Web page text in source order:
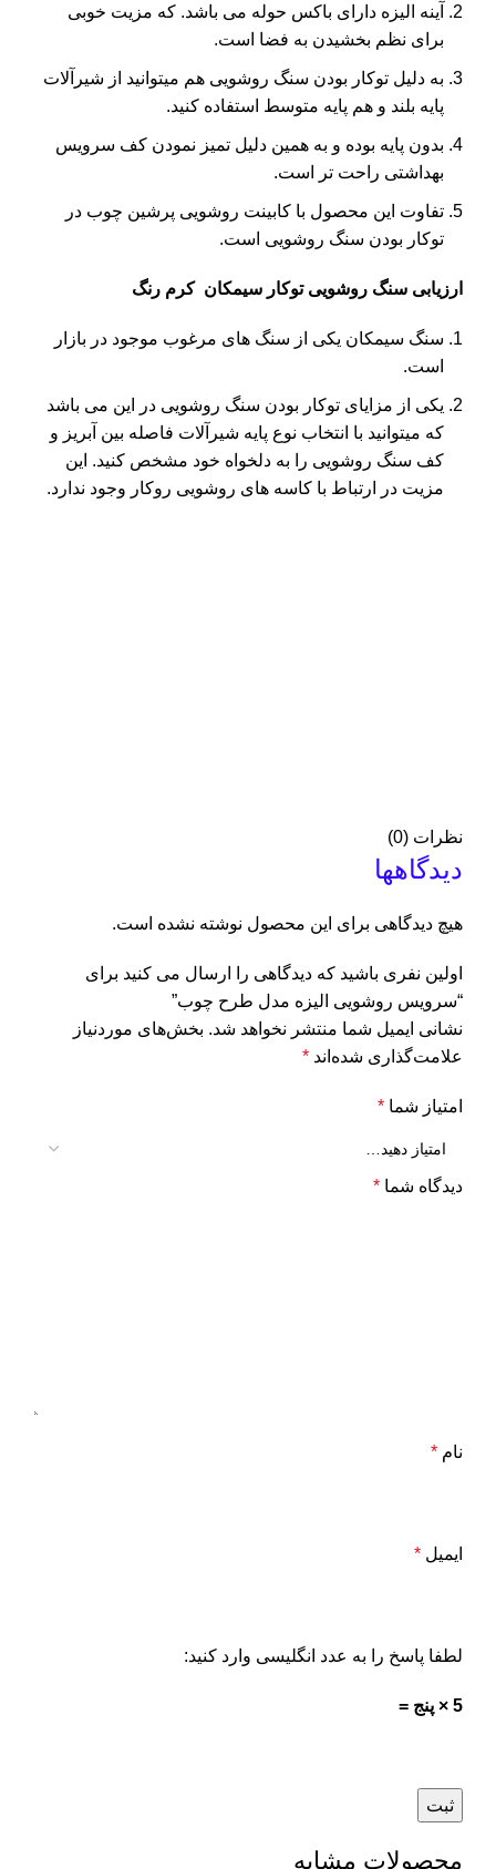
آینه الیزه دارای باکس حوله می باشد. که مزیت خوبی
برای نظم بخشیدن به فضا است.
به دلیل توکار بودن سنگ روشویی هم میتوانید از شیرآلات
پایه بلند و هم پایه متوسط استفاده کنید.
بدون پایه بوده و به همین دلیل تمیز نمودن کف سرویس
بهداشتی راحت تر است.
تفاوت این محصول با کابینت روشویی پرشین چوب در
توکار بودن سنگ روشویی است.
ارزیابی سنگ روشویی توکار سیمکان کرم رنگ
سنگ سیمکان یکی از سنگ های مرغوب موجود در بازار
است.
یکی از مزایای توکار بودن سنگ روشویی در این می باشد
که میتوانید با انتخاب نوع پایه شیرآلات فاصله بین آبریز و
کف سنگ روشویی را به دلخواه خود مشخص کنید. این
مزیت در ارتباط با کاسه های روشویی روکار وجود ندارد.
نظرات (0)
دیدگاهها
هیچ دیدگاهی برای این محصول نوشته نشده است.
اولین نفری باشید که دیدگاهی را ارسال می کنید برای
“سرویس روشویی الیزه مدل طرح چوب”
نشانی ایمیل شما منتشر نخواهد شد. بخش‌های موردنیاز
علامت‌گذاری شده‌اند *
امتیاز شما *
دیدگاه شما *
نام *
ایمیل *
لطفا پاسخ را به عدد انگلیسی وارد کنید:
5 × پنج =
محصولات مشابه